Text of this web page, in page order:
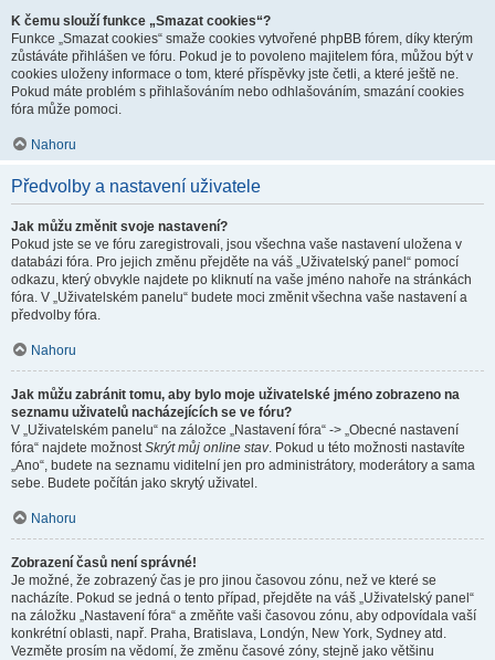
K čemu slouží funkce „Smazat cookies“?
Funkce „Smazat cookies“ smaže cookies vytvořené phpBB fórem, díky kterým
zůstáváte přihlášen ve fóru. Pokud je to povoleno majitelem fóra, můžou být v
cookies uloženy informace o tom, které příspěvky jste četli, a které ještě ne.
Pokud máte problém s přihlašováním nebo odhlašováním, smazání cookies
fóra může pomoci.
Nahoru
Předvolby a nastavení uživatele
Jak můžu změnit svoje nastavení?
Pokud jste se ve fóru zaregistrovali, jsou všechna vaše nastavení uložena v
databázi fóra. Pro jejich změnu přejděte na váš „Uživatelský panel“ pomocí
odkazu, který obvykle najdete po kliknutí na vaše jméno nahoře na stránkách
fóra. V „Uživatelském panelu“ budete moci změnit všechna vaše nastavení a
předvolby fóra.
Nahoru
Jak můžu zabránit tomu, aby bylo moje uživatelské jméno zobrazeno na
seznamu uživatelů nacházejících se ve fóru?
V „Uživatelském panelu“ na záložce „Nastavení fóra“ -> „Obecné nastavení
fóra“ najdete možnostSkrýt můj online stav. Pokud u této možnosti nastavíte
„Ano“, budete na seznamu viditelní jen pro administrátory, moderátory a sama
sebe. Budete počítán jako skrytý uživatel.
Nahoru
Zobrazení časů není správné!
Je možné, že zobrazený čas je pro jinou časovou zónu, než ve které se
nacházíte. Pokud se jedná o tento případ, přejděte na váš „Uživatelský panel“
na záložku „Nastavení fóra“ a změňte vaši časovou zónu, aby odpovídala vaší
konkrétní oblasti, např. Praha, Bratislava, Londýn, New York, Sydney atd.
Vezměte prosím na vědomí, že změnu časové zóny, stejně jako většinu